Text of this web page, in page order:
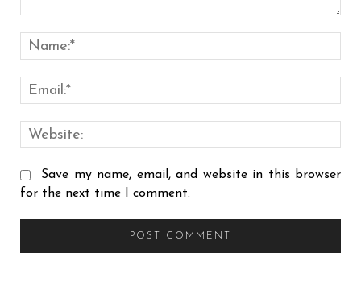
Save my name, email, and website in this browser
for the next time I comment.